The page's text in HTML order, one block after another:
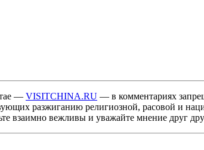
— VISITCHINA.RU — в комментариях
разжиганию религиозной, расовой и
взаимно вежливы и уважайте мнение друг